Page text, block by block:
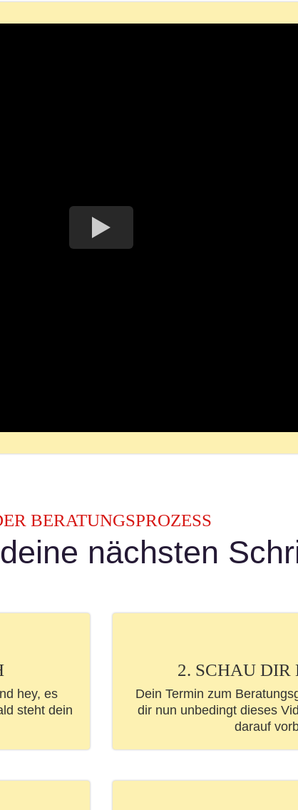
BERATUNGSPROZESS
nächsten
hey, es
steht dein
2. SCHAU DIR
Dein Termin zum
dir nun unbedingt dieses
darauf